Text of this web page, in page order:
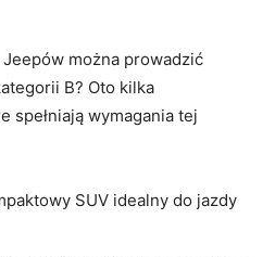
można ⁤prowadzić
B? Oto kilka
spełniają wymagania tej
SUV idealny do jazdy